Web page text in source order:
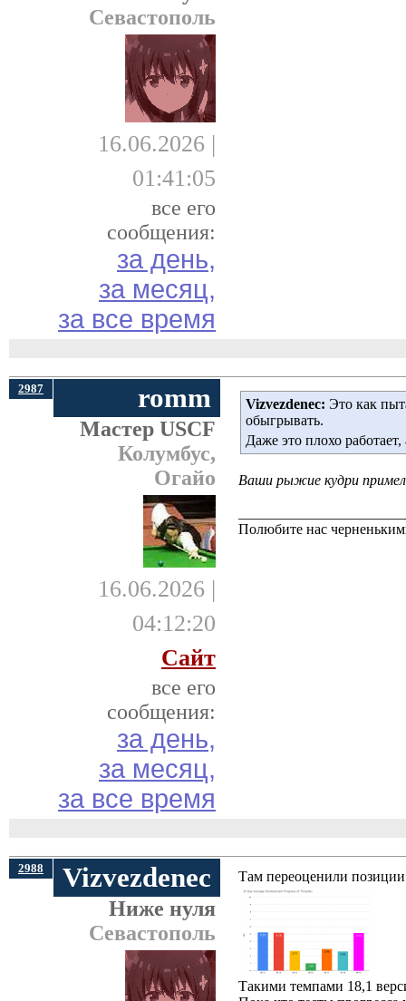
Севастополь
16.06.2026 |
01:41:05
все его
сообщения:
за день,
за месяц,
за все время
2987 romm
Мастер USCF
Колумбус,
Огайо
16.06.2026 |
04:12:20
Сайт
все его
сообщения:
за день,
за месяц,
за все время
Vizvezdenec: Это как
обыгрывать.
Даже это плохо
Ваши рыжие кудри
Полюбите нас
2988 Vizvezdenec
Ниже нуля
Севастополь
Там переоценили
Такими темпами 18,1